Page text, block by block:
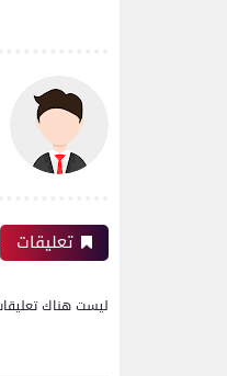
تعليقات
ليست هناك